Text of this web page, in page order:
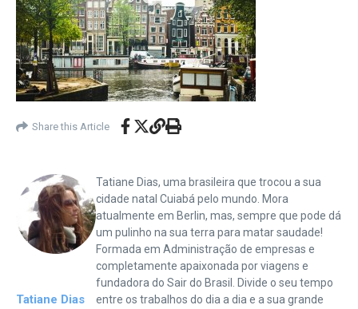
Share this Article
Tatiane Dias
Tatiane Dias, uma brasileira que trocou a sua
cidade natal Cuiabá pelo mundo. Mora
atualmente em Berlin, mas, sempre que pode dá
um pulinho na sua terra para matar saudade!
Formada em Administração de empresas e
completamente apaixonada por viagens e
fundadora do Sair do Brasil. Divide o seu tempo
entre os trabalhos do dia a dia e a sua grande